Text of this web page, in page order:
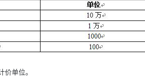
单位。